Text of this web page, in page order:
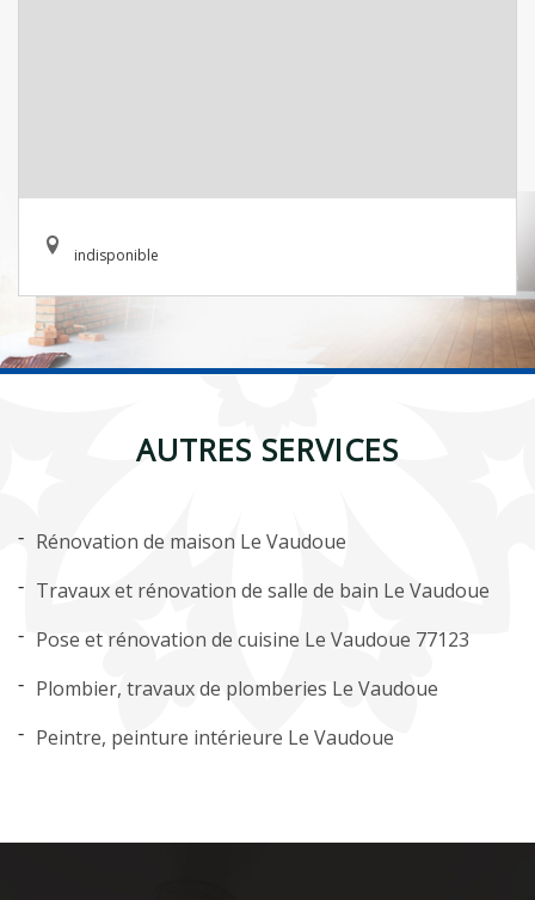
indisponible
AUTRES SERVICES
Rénovation de maison Le Vaudoue
Travaux et rénovation de salle de bain Le Vaudoue
Pose et rénovation de cuisine Le Vaudoue 77123
Plombier, travaux de plomberies Le Vaudoue
Peintre, peinture intérieure Le Vaudoue